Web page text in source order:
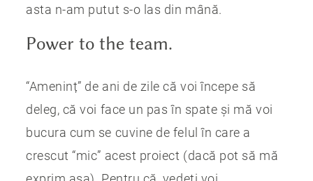
asta n-am putut s-o las din mână.
Power to the team.
“Ameninț” de ani de zile că voi începe să
deleg, că voi face un pas în spate și mă voi
bucura cum se cuvine de felul în care a
crescut “mic” acest proiect (dacă pot să mă